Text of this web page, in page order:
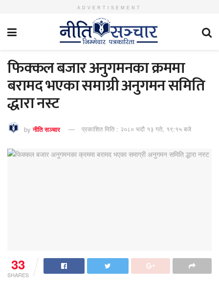
ADVERTISEMENT
फिक्कल बजार अनुगमनका क्रममा
बरामद भएका समाग्री अनुगमन समिति
द्धारा नस्ट
by नीति सञ्चार प्रकाशित मिति : २०८० भदौ १३ गते, १९:१५ बजे
33
SHARES